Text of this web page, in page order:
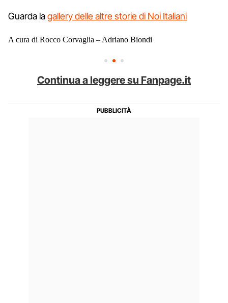
Guarda lagallery delle altre storie di Noi Italiani
A cura di Rocco Corvaglia – Adriano Biondi
Continua a leggere su Fanpage.it